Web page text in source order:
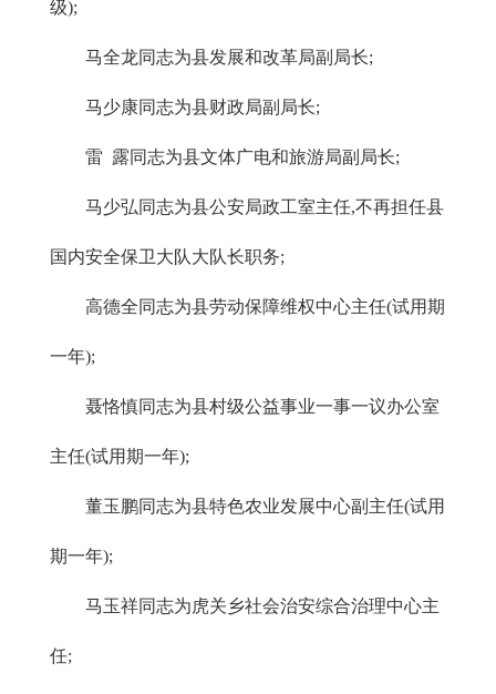
级);
马全龙同志为县发展和改革局副局长;
马少康同志为县财政局副局长;
雷 露同志为县文体广电和旅游局副局长;
马少弘同志为县公安局政工室主任,不再担任县
国内安全保卫大队大队长职务;
高德全同志为县劳动保障维权中心主任(试用期
一年);
聂恪慎同志为县村级公益事业一事一议办公室
主任(试用期一年);
董玉鹏同志为县特色农业发展中心副主任(试用
期一年);
马玉祥同志为虎关乡社会治安综合治理中心主
任;